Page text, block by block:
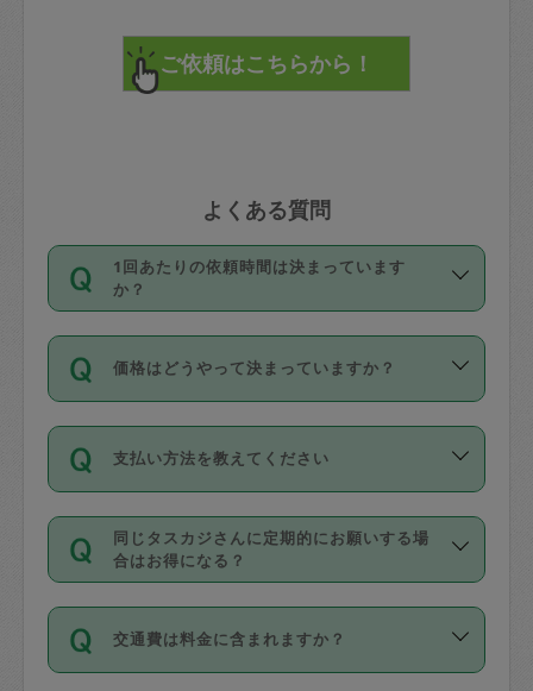
よくある質問
1回あたりの依頼時間は決まっています
か？
依頼1回につき3時間固定です。3時間を
超えて依頼したい場合は、延長機能をご
利用ください。機能をご利用いただくに
の上事前申請することが必要です。な
お、3時間を下回っても、値引き等はござ
いません。
価格はどうやって決まっていますか？
11種類の価格帯の中からタスカジさん自
身が価格を選んで設定しています。
タスカジさんの価格設定には最初は制限
があり、レビュー件数、レビューの平均
値、などで除々に設定可能な最高額が上
がっていく仕組みになっています。
支払い方法を教えてください
お支払方法はクレジットカード（Visa／
Master／JCB／AMERICAN EXPRESS／
Diners Club）のみとなります。
を行う際にご入力ください。プロフィー
ル登録時にはご入力いただかなくても大
同じタスカジさんに定期的にお願いする場
合はお得になる？
依頼には「スポット」と「定期（毎週｜
隔週）」があり、「定期」の依頼は「ス
ポット」よりお得な料金でご利用できま
交通費は料金に含まれますか？